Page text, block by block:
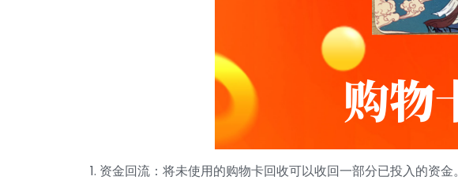
1. 资金回流：将未使用的购物卡回收可以收回一部分已投入的资金。